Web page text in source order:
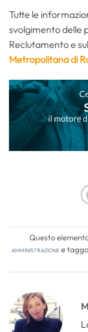
Tutte le
svolgimento delle
Reclutamento e
Metropolitana di
Questo
amministrazionee